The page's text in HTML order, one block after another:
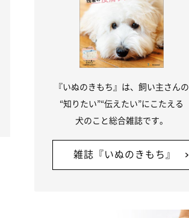
『いぬのきもち』は、飼い主さんの
“知りたい”“伝えたい”にこたえる
犬のこと総合雑誌です。
雑誌『いぬのきもち』